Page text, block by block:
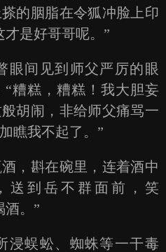
的胭脂在令狐冲脸上印
才是好哥哥呢。”
间见到师父严厉的眼
糟糕，糟糕！我大胆妄
胡闹，非给师父痛骂一
瞧我不起了。”
斟在碗里，连着酒中
送到岳不群面前，笑
酒。”
蜈蚣、蜘蛛等一干毒